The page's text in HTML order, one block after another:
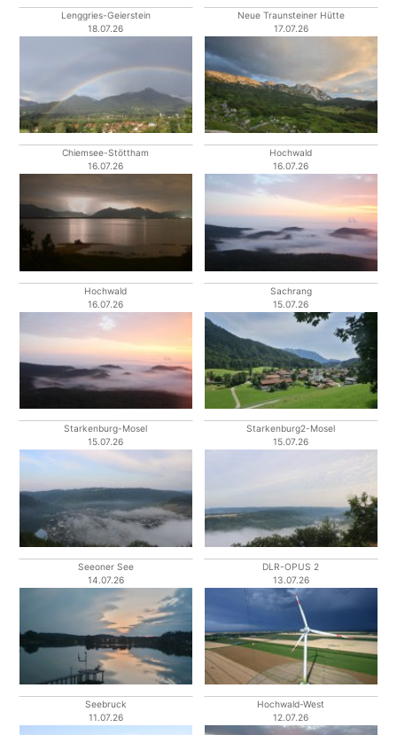
Lenggries-Geierstein
18.07.26
Neue Traunsteiner Hütte
17.07.26
Chiemsee-Stöttham
16.07.26
Hochwald
16.07.26
Hochwald
16.07.26
Sachrang
15.07.26
Starkenburg-Mosel
15.07.26
Starkenburg2-Mosel
15.07.26
Seeoner See
14.07.26
DLR-OPUS 2
13.07.26
Seebruck
11.07.26
Hochwald-West
12.07.26